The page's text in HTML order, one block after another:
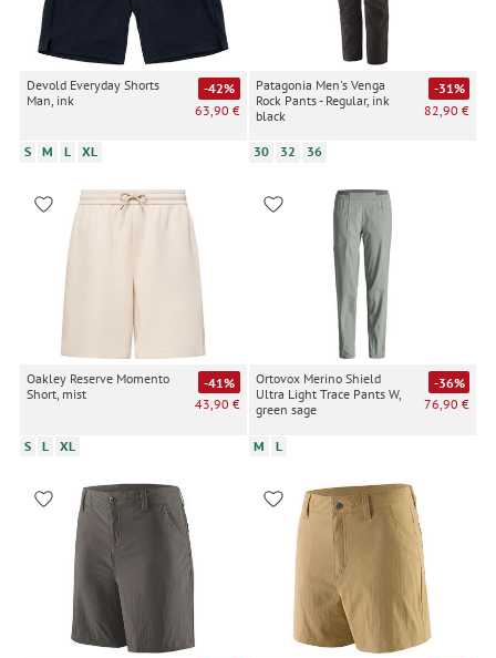
Devold Everyday Shorts
Man, ink
-42%
63,90 €
S M L XL
Patagonia Men's Venga
Rock Pants - Regular, ink
black
-31%
82,90 €
30 32 36
Oakley Reserve Momento
Short, mist
-41%
43,90 €
S L XL
Ortovox Merino Shield
Ultra Light Trace Pants W,
green sage
-36%
76,90 €
M L